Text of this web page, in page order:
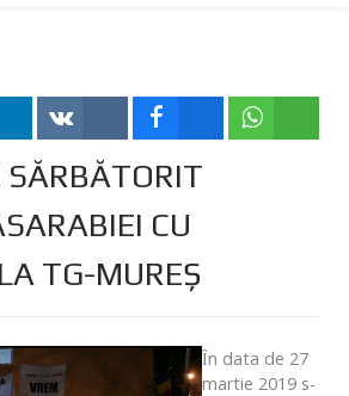
Share
CU
TG-MUREŞ
Ȋn data de 27
martie 2019 s-